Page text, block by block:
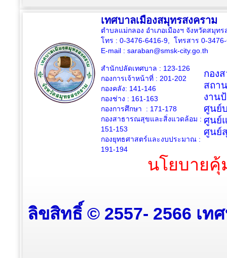
เทศบาลเมืองสมุทรสงคราม
ตำบลแม่กลอง อำเภอเมืองฯ จังหวัดสมุท
โทร : 0-3476-6416-9, โทรสาร 0-
E-mail : saraban@smsk-city.go.th
สำนักปลัดเทศบาล : 123-126
กองการเจ้าหน้าที่ : 201-202
กองคลัง: 141-146
กองช่าง : 161-163
กองการศึกษา : 171-178
กองสาธารณสุขและสิ่งแวดล้อม :
151-153
กองยุทธศาสตร์และงบประมาณ :
191-194
กอง
สถา
งาน
ศูนย์
ศูนย์
ศูนย์
นโยบาย
ลิขสิทธิ์ © 2557- 2566 เท